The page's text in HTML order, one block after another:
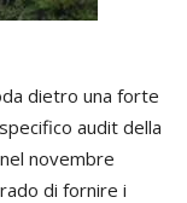
dietro una forte
audit della
novembre
di fornire i